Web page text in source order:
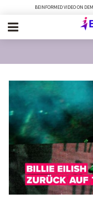
BEINFORMED VIDEO ON